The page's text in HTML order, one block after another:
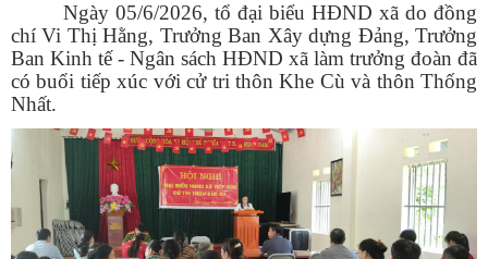
Ngày 05/6/2026, tổ đại biểu HĐND xã do đồng
chí Vi Thị Hằng, Trưởng Ban Xây dựng Đảng, Trưởng
Ban Kinh tế - Ngân sách HĐND xã làm trưởng đoàn đã
có buổi tiếp xúc với cử tri thôn Khe Cù và thôn Thống
Nhất.